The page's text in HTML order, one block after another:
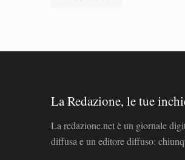
La Redazione, le tue
La redazione.net è un giornale
diffusa e un editore diffuso: